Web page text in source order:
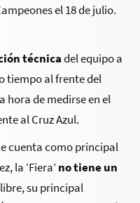
el 18 de julio.
técnicadel equipo a
tiempo al frente del
hora de medirse en el
al Cruz Azul.
cuenta como principal
la ‘Fiera’no tiene un
su principal